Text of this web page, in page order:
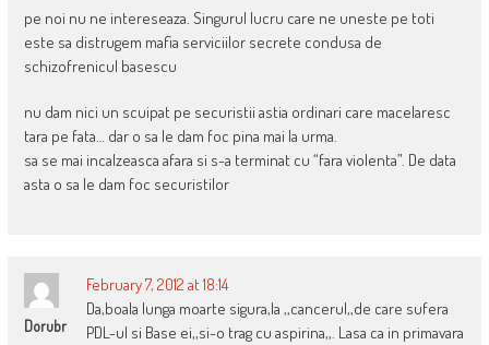
pe noi nu ne intereseaza. Singurul lucru care ne uneste pe toti
este sa distrugem mafia serviciilor secrete condusa de
schizofrenicul basescu
nu dam nici un scuipat pe securistii astia ordinari care macelaresc
tara pe fata… dar o sa le dam foc pina mai la urma.
sa se mai incalzeasca afara si s-a terminat cu “fara violenta”. De data
asta o sa le dam foc securistilor
Dorubr
February 7, 2012 at 18:14
Da,boala lunga moarte sigura,la ,,cancerul,,de care sufera
PDL-ul si Base ei,,si-o trag cu aspirina,,. Lasa ca in primavara